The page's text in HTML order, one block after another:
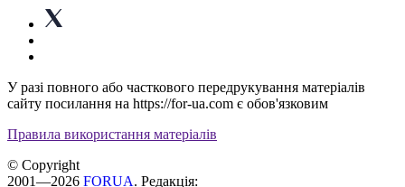
У разі повного або часткового передрукування матеріалів
сайту посилання на https://for-ua.com є обов'язковим
Правила використання матеріалів
© Copyright
2001—2026 FORUA. Редакція: